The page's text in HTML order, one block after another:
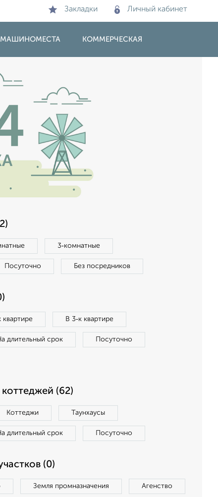
Закладки Личный кабинет
МАШИНОМЕСТА КОММЕРЧЕСКАЯ
3‑комнатные
Посуточно Без посредников
квартире В 3‑к квартире
длительный срок Посуточно
(62)
Коттеджи Таунхаусы
длительный срок Посуточно
(0)
Земля промназначения Агенство